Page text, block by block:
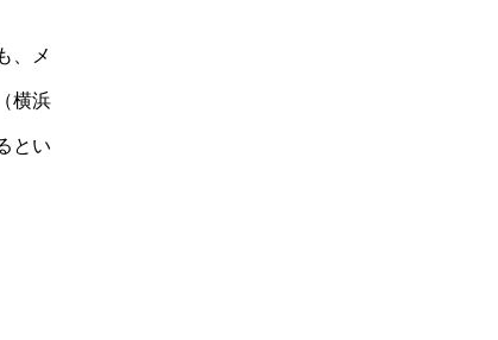
、メ
横浜
とい